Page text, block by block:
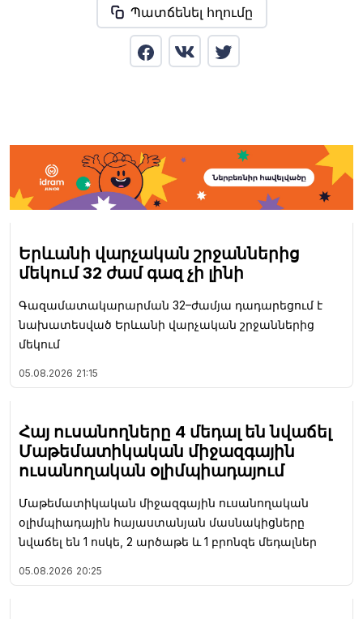
Պատճենել հղումը
Երևանի վարչական շրջաններից
մեկում 32 ժամ գազ չի լինի
Գազամատակարարման 32–ժամյա դադարեցում է
նախատեսված Երևանի վարչական շրջաններից
մեկում
05.08.2026 21:15
Հայ ուսանողները 4 մեդալ են նվաճել
Մաթեմատիկական միջազգային
ուսանողական օլիմպիադայում
Մաթեմատիկական միջազգային ուսանողական
օլիմպիադային հայաստանյան մասնակիցները
նվաճել են 1 ոսկե, 2 արծաթե և 1 բրոնզե մեդալներ
05.08.2026 20:25